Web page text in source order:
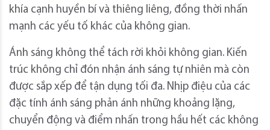
khía cạnh huyền bí và thiêng liêng, đồng thời nhấn
mạnh các yếu tố khác của không gian.
Ánh sáng không thể tách rời khỏi không gian. Kiến
trúc không chỉ đón nhận ánh sáng tự nhiên mà còn
được sắp xếp để tận dụng tối đa. Nhịp điệu của các
đặc tính ánh sáng phản ánh những khoảng lặng,
chuyển động và điểm nhấn trong hầu hết các không